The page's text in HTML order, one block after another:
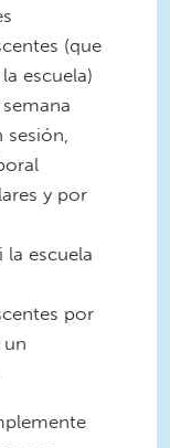
(que
escuela)
sesión,
y por
la escuela
por